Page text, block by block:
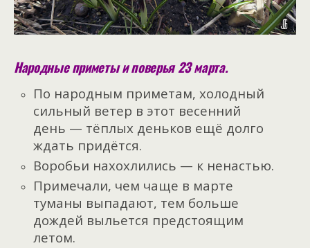
Народные приметы и поверья 23 марта.
По народным приметам, холодный
сильный ветер в этот весенний
день — тёплых деньков ещё долго
ждать придётся.
Воробьи нахохлились — к ненастью.
Примечали, чем чаще в марте
туманы выпадают, тем больше
дождей выльется предстоящим
летом.